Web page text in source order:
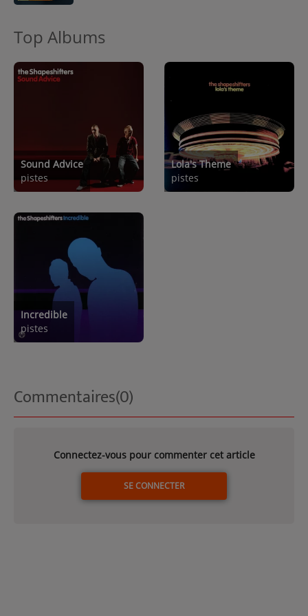
Top Albums
Sound Advice
pistes
Lola's Theme
pistes
Incredible
pistes
Commentaires(0)
Connectez-vous pour commenter cet article
SE CONNECTER